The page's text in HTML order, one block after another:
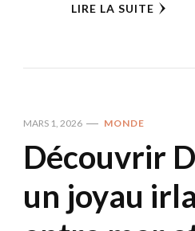
LIRE LA SUITE
MARS 1, 2026 MONDE
Découvrir
un joyau